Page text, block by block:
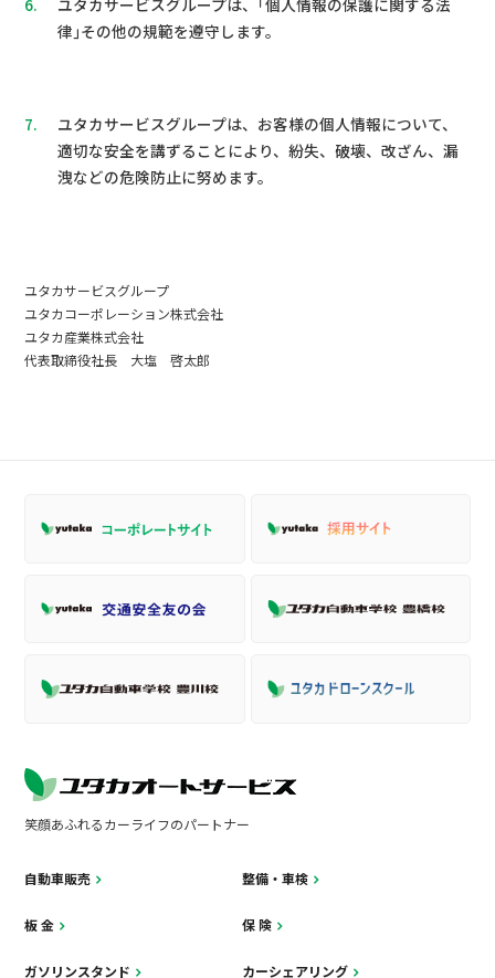
6.
ユタカサービスグループは、｢個人情報の保護に関する法
律｣その他の規範を遵守します。
7.
ユタカサービスグループは、お客様の個人情報について、
適切な安全を講ずることにより、紛失、破壊、改ざん、漏
洩などの危険防止に努めます。
ユタカサービスグループ
ユタカコーポレーション株式会社
ユタカ産業株式会社
代表取締役社長 大塩 啓太郎
笑顔あふれるカーライフのパートナー
自動車販売 整備・車検
板 金 保 険
ガソリンスタンド カーシェアリング